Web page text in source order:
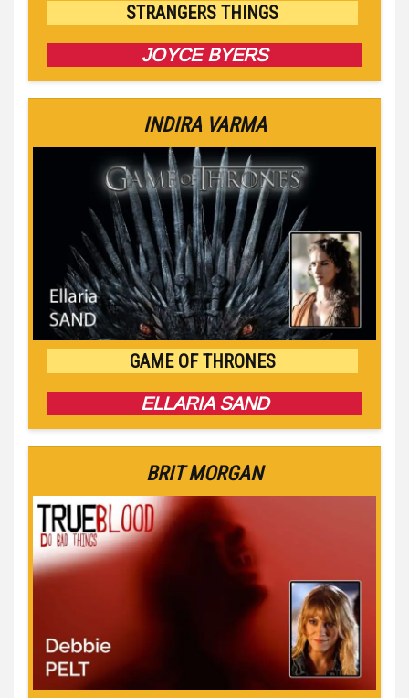
STRANGERS THINGS
JOYCE BYERS
INDIRA VARMA
GAME OF THRONES
ELLARIA SAND
BRIT MORGAN